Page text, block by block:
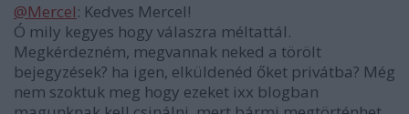
@Mercel: Kedves Mercel!
Ó mily kegyes hogy válaszra méltattál.
Megkérdezném, megvannak neked a törölt
bejegyzések? ha igen, elküldenéd őket privátba? Még
nem szoktuk meg hogy ezeket ixx blogban